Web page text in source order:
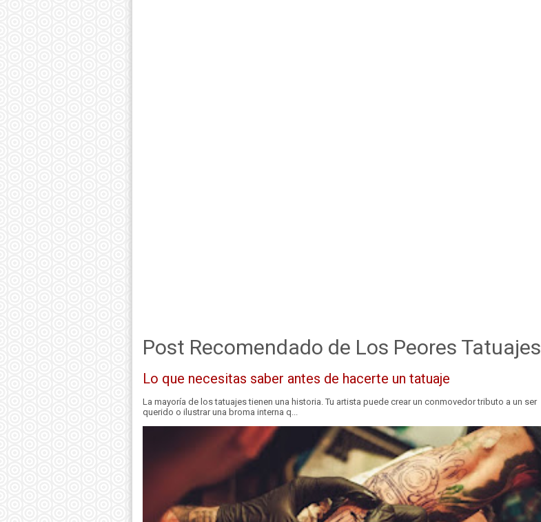
Post Recomendado de Los Peores Tatuajes
Lo que necesitas saber antes de hacerte un tatuaje
La mayoría de los tatuajes tienen una historia. Tu artista puede crear un conmovedor tributo a un ser
querido o ilustrar una broma interna q...